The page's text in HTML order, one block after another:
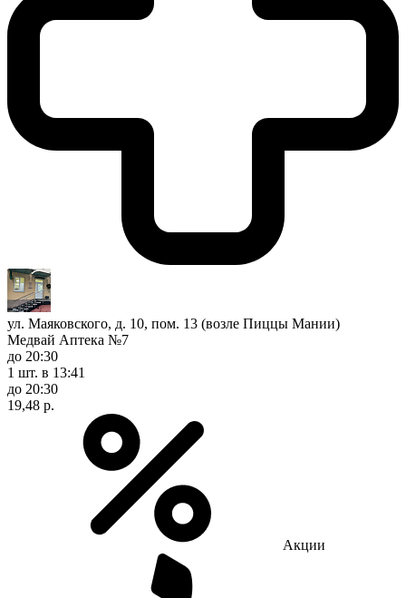
ул. Маяковского, д. 10, пом. 13 (возле Пиццы Мании)
Медвай Аптека №7
до 20:30
1 шт. в 13:41
до 20:30
19,48 р.
Акции